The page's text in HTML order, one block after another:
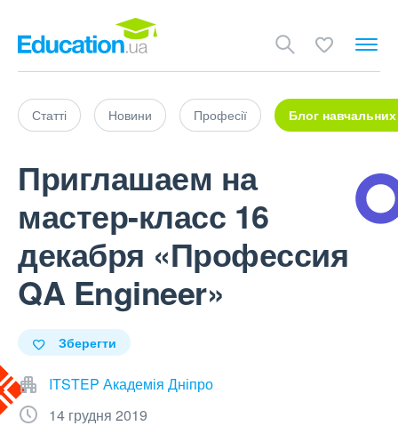
Статті Новини Професії Блог навчальних
Приглашаем на
мастер-класс 16
декабря «Профессия
QA Engineer»
Зберегти
ITSTEP Академія Дніпро
14 грудня 2019